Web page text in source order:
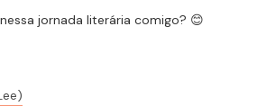
jornada literária comigo? 😊